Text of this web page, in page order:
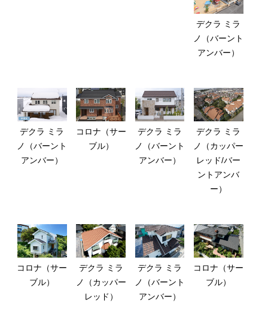
デクラ ミラ
ノ（バーント
アンバー）
デクラ ミラ
ノ（バーント
アンバー）
コロナ（サー
ブル）
デクラ ミラ
ノ（バーント
アンバー）
デクラ ミラ
ノ（カッパー
レッド/バー
ントアンバ
ー）
コロナ（サー
ブル）
デクラ ミラ
ノ（カッパー
レッド）
デクラ ミラ
ノ（バーント
アンバー）
コロナ（サー
ブル）